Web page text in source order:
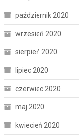
październik 2020
wrzesień 2020
sierpień 2020
lipiec 2020
czerwiec 2020
maj 2020
kwiecień 2020